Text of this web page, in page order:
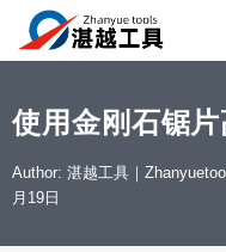
使用金刚石锯
Author: 湛越工具｜Zhanyuetool
月19日